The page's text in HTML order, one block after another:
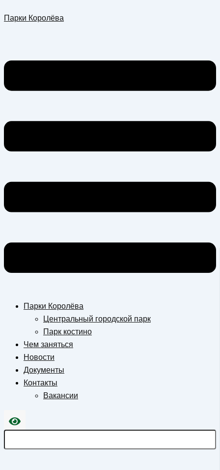
к
Парки Королёва
Парки Королёва
Центральный городской парк
Парк костино
Чем заняться
Новости
Документы
Контакты
Вакансии